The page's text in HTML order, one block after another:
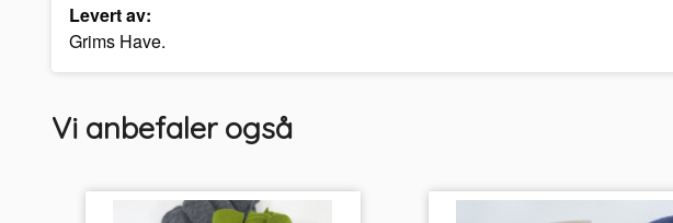
Levert av:
Grims Have.
Vi anbefaler også